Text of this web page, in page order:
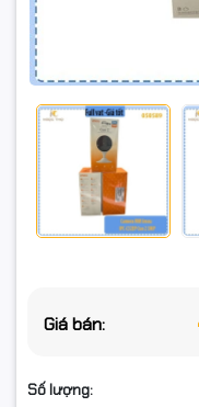
Giá bán:
Số lượng: